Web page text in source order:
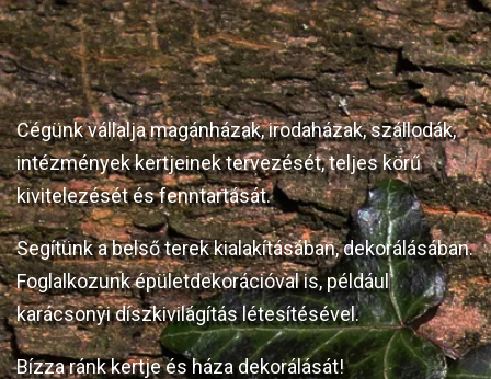
Cégünk vállalja magánházak, irodaházak, szállodák,
intézmények kertjeinek tervezését, teljes körű
kivitelezését és fenntartását.
Segítünk a belső terek kialakításában, dekorálásában.
Foglalkozunk épületdekorációval is, például
karácsonyi díszkivilágítás létesítésével.
Bízza ránk kertje és háza dekorálását!